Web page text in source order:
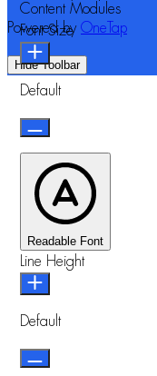
Powered by OneTap
Hide Toolbar
Content Modules
Font Size
Default
Readable Font
Line Height
Default